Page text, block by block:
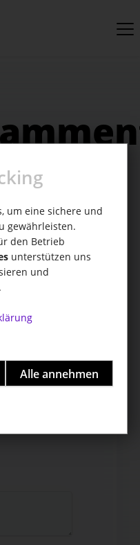
um eine sichere und
gewährleisten.
den Betrieb
unterstützen uns
und